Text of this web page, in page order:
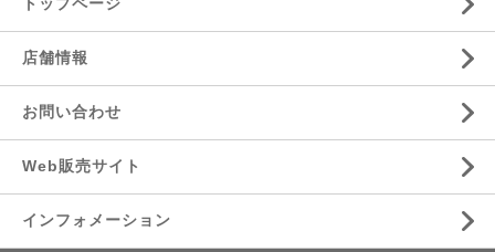
店舗情報
お問い合わせ
Web販売サイト
インフォメーション